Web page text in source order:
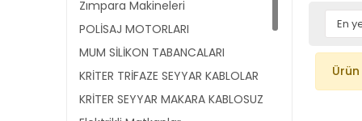
Zımpara Makineleri
POLİSAJ MOTORLARI
MUM SİLİKON TABANCALARI
KRİTER TRİFAZE SEYYAR KABLOLAR
KRİTER SEYYAR MAKARA KABLOSUZ